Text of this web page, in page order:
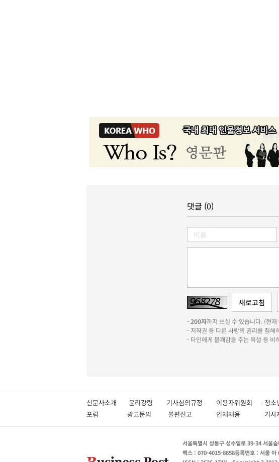
댓글 (0)
-200자까지 쓰실 수 있습니다. (현
- 저작권 등 다른 사람의 권리를 침해
- 타인에게 불쾌감을 주는 욕설 등 비
신문사소개 윤리강령 기사심의규정 이용자위원회 청
포럼
광고문의 불편신고 인재채용 기
서울특별시 성동구 성수일로 39-34 서울
팩스 : 070-4015-8658등록번호 : 서울 아